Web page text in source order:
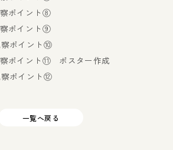
ポイント⑧
ポイント⑨
ポイント⑩
ポイント⑪ ポスター作成
ポイント⑫
一覧へ戻る